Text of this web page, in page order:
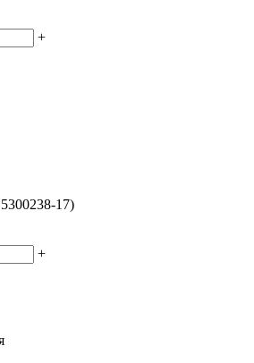
+
17)
+